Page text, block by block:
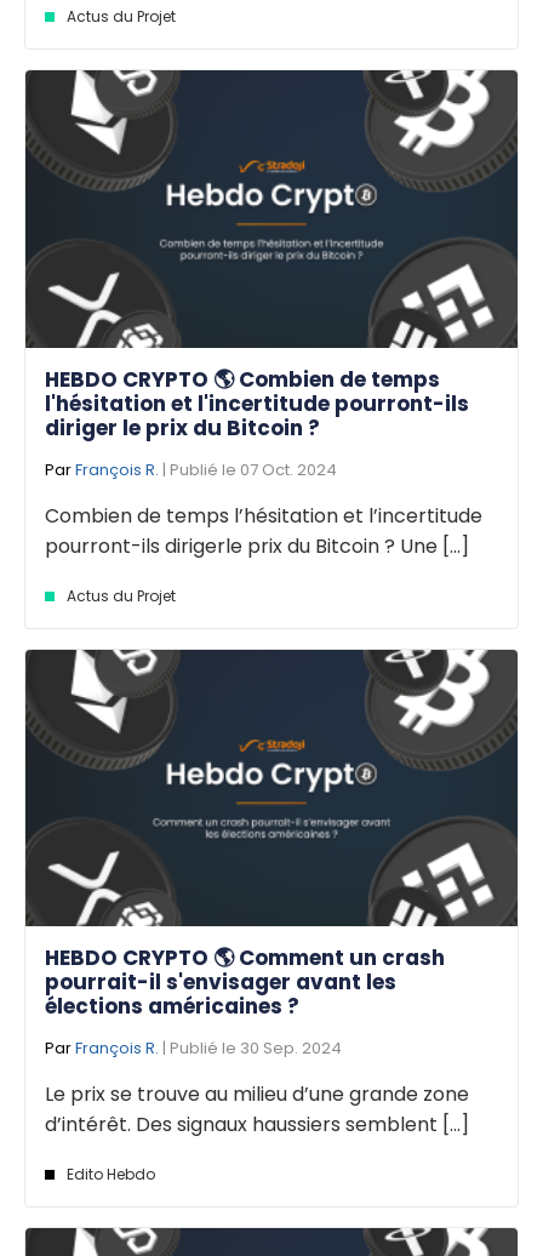
Actus du Projet
HEBDO CRYPTO 🌎 Combien de temps
l'hésitation et l'incertitude pourront-ils
diriger le prix du Bitcoin ?
ParFrançois R. | Publié le 07 Oct. 2024
Combien de temps l’hésitation et l’incertitude
pourront-ils dirigerle prix du Bitcoin ? Une [...]
Actus du Projet
HEBDO CRYPTO 🌎 Comment un crash
pourrait-il s'envisager avant les
élections américaines ?
ParFrançois R. | Publié le 30 Sep. 2024
Le prix se trouve au milieu d’une grande zone
d’intérêt. Des signaux haussiers semblent [...]
Edito Hebdo